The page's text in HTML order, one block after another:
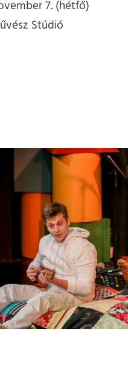
7. (hétfő)
Stúdió